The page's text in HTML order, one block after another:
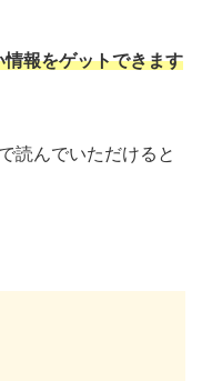
報をゲットできます
読んでいただけると